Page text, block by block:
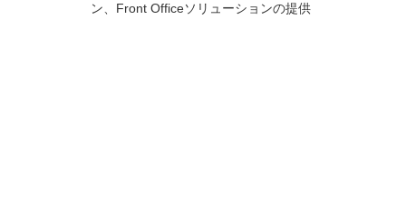
ン、Front Officeソリューションの提供